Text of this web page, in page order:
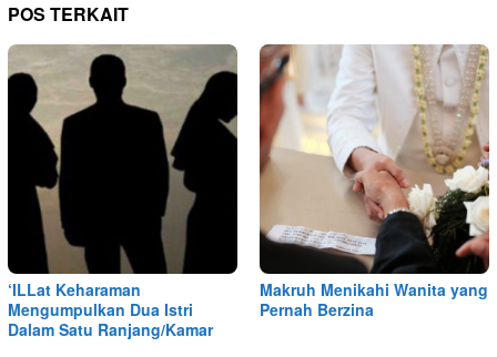
POS TERKAIT
‘ILLat Keharaman
Mengumpulkan Dua Istri
Dalam Satu Ranjang/Kamar
Makruh Menikahi Wanita yang
Pernah Berzina